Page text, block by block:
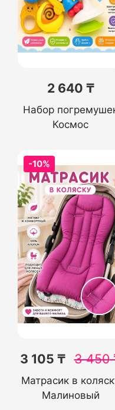
2 640 ₸
Набор
Космос
-10%
3 105 ₸ 3 450
Матрасик в
Малиновый